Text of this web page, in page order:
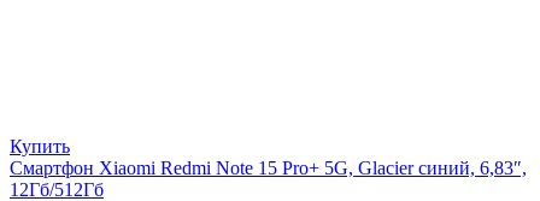
Купить
Смартфон Xiaomi Redmi Note 15 Pro+ 5G, Glacier синий, 6,83″,
12Гб/512Гб